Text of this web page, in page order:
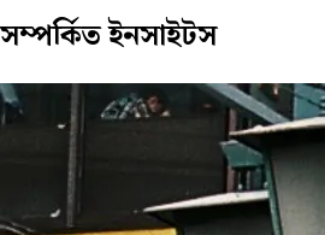
সম্পর্কিতইনসাইটস